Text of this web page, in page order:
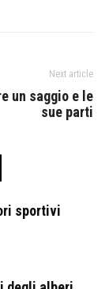
Next article
un saggio e le
sue parti
sportivi